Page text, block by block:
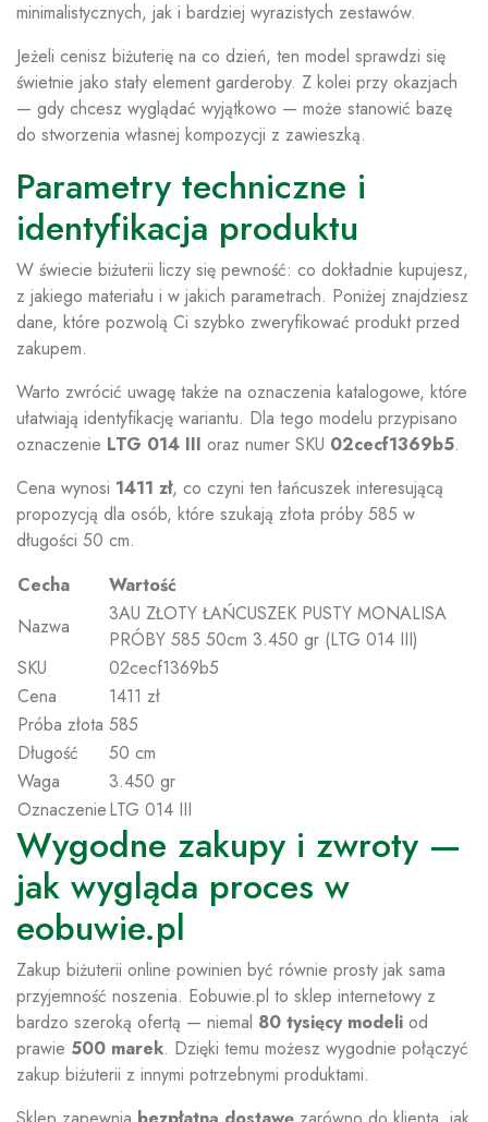
minimalistycznych, jak i bardziej wyrazistych zestawów.
Jeżeli cenisz biżuterię na co dzień, ten model sprawdzi się
świetnie jako stały element garderoby. Z kolei przy okazjach
— gdy chcesz wyglądać wyjątkowo — może stanowić bazę
do stworzenia własnej kompozycji z zawieszką.
Parametry techniczne i
identyfikacja produktu
W świecie biżuterii liczy się pewność: co dokładnie kupujesz,
z jakiego materiału i w jakich parametrach. Poniżej znajdziesz
dane, które pozwolą Ci szybko zweryfikować produkt przed
zakupem.
Warto zwrócić uwagę także na oznaczenia katalogowe, które
ułatwiają identyfikację wariantu. Dla tego modelu przypisano
oznaczenie LTG 014 III oraz numer SKU 02cecf1369b5.
Cena wynosi 1411 zł, co czyni ten łańcuszek interesującą
propozycją dla osób, które szukają złota próby 585 w
długości 50 cm.
Cecha
Wartość
Nazwa
3AU ZŁOTY ŁAŃCUSZEK PUSTY MONALISA
PRÓBY 585 50cm 3.450 gr (LTG 014 III)
SKU
02cecf1369b5
Cena
1411 zł
Próba złota 585
Długość
50 cm
Waga
3.450 gr
OznaczenieLTG 014 III
Wygodne zakupy i zwroty —
jak wygląda proces w
eobuwie.pl
Zakup biżuterii online powinien być równie prosty jak sama
przyjemność noszenia. Eobuwie.pl to sklep internetowy z
bardzo szeroką ofertą — niemal 80 tysięcy modeli od
prawie 500 marek. Dzięki temu możesz wygodnie połączyć
zakup biżuterii z innymi potrzebnymi produktami.